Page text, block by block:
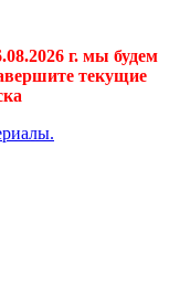
г. мы будем
текущие